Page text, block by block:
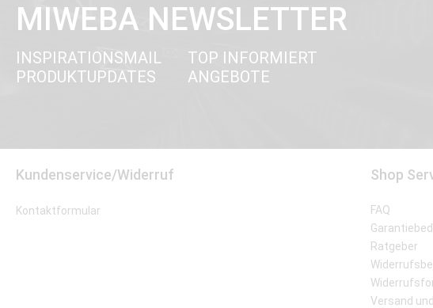
MIWEBA NEWSLETTER
INSPIRATIONSMAIL
PRODUKTUPDATES
TOP INFORMIERT
ANGEBOTE
Kundenservice/Widerruf
Kontaktformular
Shop
FAQ
Ratgeber
Versand und